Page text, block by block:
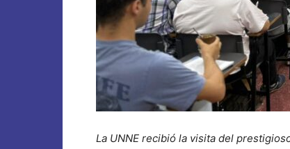
La UNNE recibió la visita del